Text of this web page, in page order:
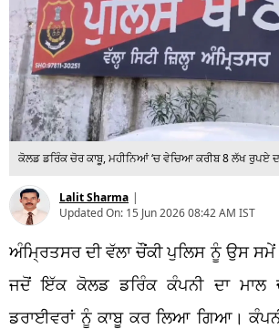
ਕੋਲਡ ਡਰਿੰਕ ਚੋਰ ਕਾਬੂ, ਮਹੀਨਿਆਂ ‘ਚ ਵੇਚਿਆ ਕਰੀਬ 8 ਲੱਖ ਰੁਪਏ
Lalit Sharma |
Updated On: 15 Jun 2026 08:42 AM IST
ਅੰਮ੍ਰਿਤਸਰ ਦੀ ਵੱਲਾ ਚੌਂਕੀ ਪੁਲਿਸ ਨੂੰ ਉਸ ਸਮੇਂ
ਜਦੋਂ ਇੱਕ ਕੋਲਡ ਡਰਿੰਕ ਕੰਪਨੀ ਦਾ ਮਾਲ
ਡਰਾਈਵਰਾਂ ਨੂੰ ਕਾਬੂ ਕਰ ਲਿਆ ਗਿਆ।